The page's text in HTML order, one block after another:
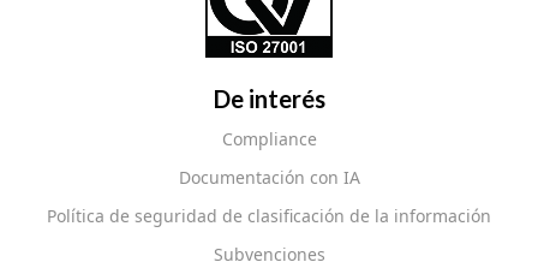
De interés
Compliance
Documentación con IA
Política de seguridad de clasificación de la información
Subvenciones